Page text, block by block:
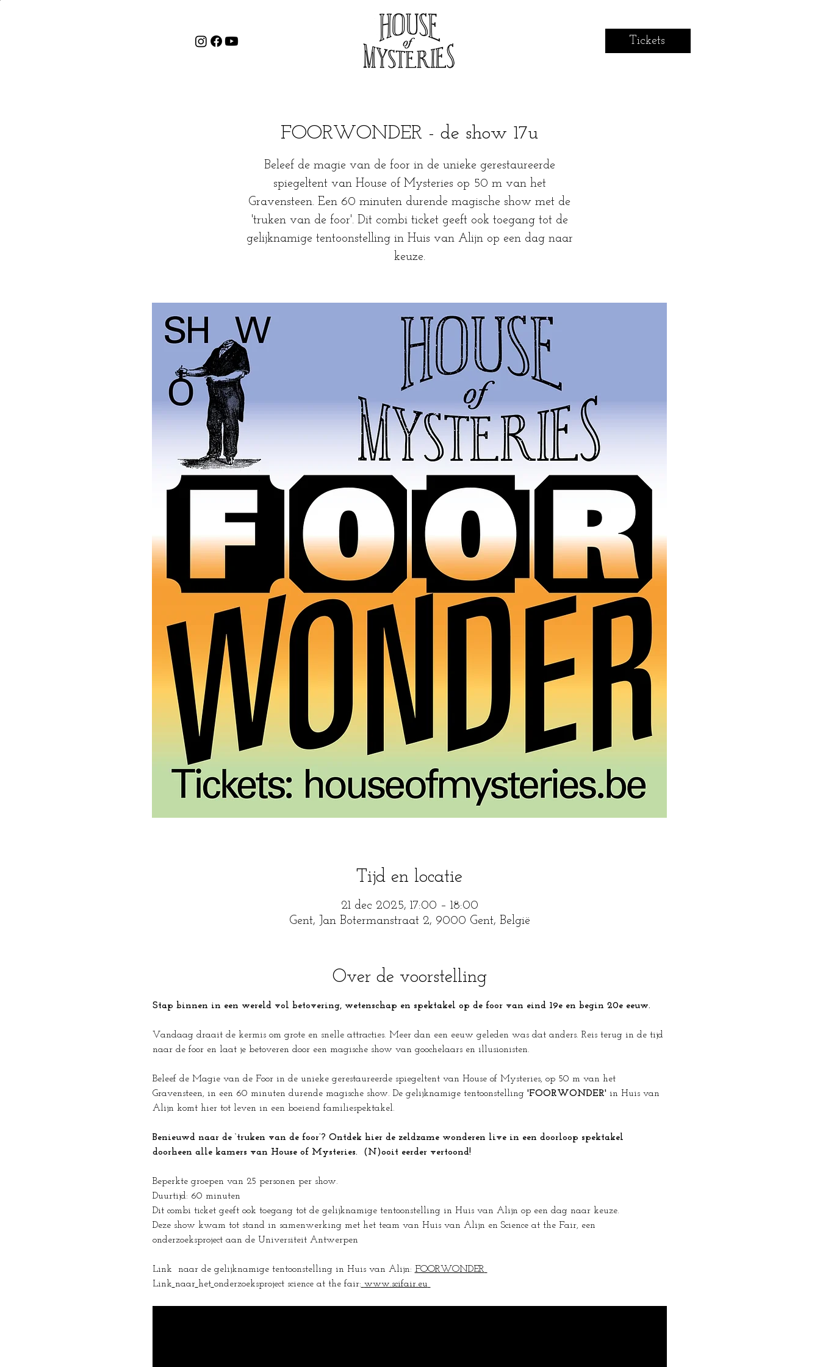
Tickets
FOORWONDER - de show 17u
Beleef de magie van de foor in de unieke gerestaureerde
spiegeltent van House of Mysteries op 50 m van het
Gravensteen. Een 60 minuten durende magische show met de
'truken van de foor'. Dit combi ticket geeft ook toegang tot de
gelijknamige tentoonstelling in Huis van Alijn op een dag naar
keuze.
Tijd en locatie
21 dec 2025, 17:00 – 18:00
Gent, Jan Botermanstraat 2, 9000 Gent, België
Over de voorstelling
Stap binnen in een wereld vol betovering, wetenschap en spektakel op de foor van eind 19e en begin 20e eeuw.
Vandaag draait de kermis om grote en snelle attracties. Meer dan een eeuw geleden was dat anders. Reis terug in de tijd
naar de foor en laat je betoveren door een magische show van goochelaars en illusionisten.
Beleef de Magie van de Foor in de unieke gerestaureerde spiegeltent van House of Mysteries, op 50 m van het
Gravensteen, in een 60 minuten durende magische show. De gelijknamige tentoonstelling 'FOORWONDER' in Huis van
Alijn komt hier tot leven in een boeiend familiespektakel.
Benieuwd naar de ‘truken van de foor’? Ontdek hier de zeldzame wonderen live in een doorloop spektakel
doorheen alle kamers van House of Mysteries.  (N)ooit eerder vertoond!
Beperkte groepen van 25 personen per show.
Duurtijd: 60 minuten
Dit combi ticket geeft ook toegang tot de gelijknamige tentoonstelling in Huis van Alijn op een dag naar keuze.
Deze show kwam tot stand in samenwerking met het team van Huis van Alijn en Science at the Fair, een
onderzoeksproject aan de Universiteit Antwerpen
Link  naar de gelijknamige tentoonstelling in Huis van Alijn: FOORWONDER
Link naar het onderzoeksproject science at the fair: www.scifair.eu